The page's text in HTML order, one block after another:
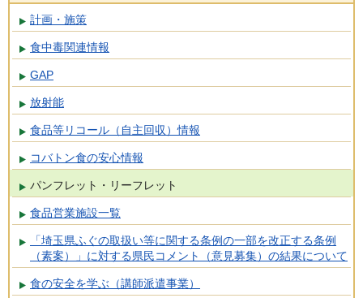
計画・施策
食中毒関連情報
GAP
放射能
食品等リコール（自主回収）情報
コバトン食の安心情報
パンフレット・リーフレット
食品営業施設一覧
「埼玉県ふぐの取扱い等に関する条例の一部を改正する条例
（素案）」に対する県民コメント（意見募集）の結果について
食の安全を学ぶ（講師派遣事業）